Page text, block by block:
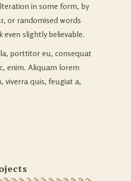
in some form, by
or randomised words
even slightly believable.
porttitor eu, consequat
enim. Aliquam lorem
viverra quis, feugiat a,